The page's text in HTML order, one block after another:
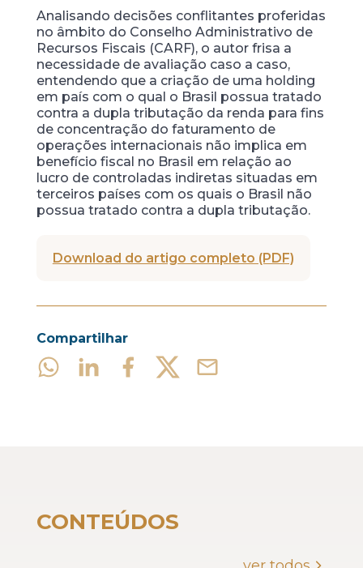
Analisando decisões conflitantes proferidas
no âmbito do Conselho Administrativo de
Recursos Fiscais (CARF), o autor frisa a
necessidade de avaliação caso a caso,
entendendo que a criação de uma holding
em país com o qual o Brasil possua tratado
contra a dupla tributação da renda para fins
de concentração do faturamento de
operações internacionais não implica em
benefício fiscal no Brasil em relação ao
lucro de controladas indiretas situadas em
terceiros países com os quais o Brasil não
possua tratado contra a dupla tributação.
Download do artigo completo (PDF)
Compartilhar
CONTEÚDOS